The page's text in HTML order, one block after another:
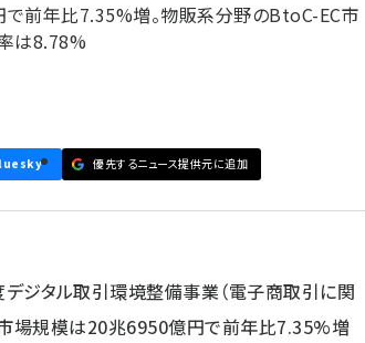
前年比7.35%増。物販系分野のBtoC-EC市
は8.78%
優先するニュース提供元に追加
ジタル取引環境整備事業（電子商取引に関
市場規模は20兆6950億円で前年比7.35%増
登録はこちら↑